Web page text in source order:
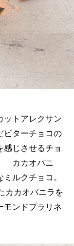
ットアレクサン
ビターチョコの
じさせるチョ
「カカオバニ
ルクチョコ。
カカオバニラを
モンドプラリネ